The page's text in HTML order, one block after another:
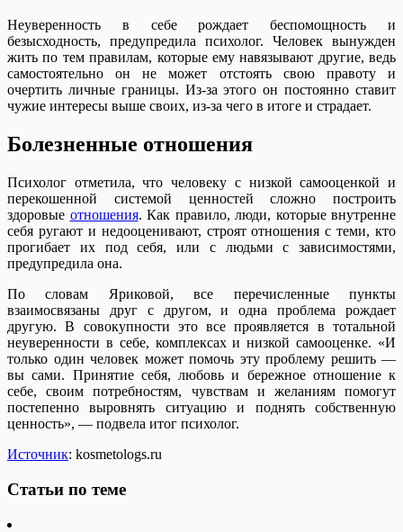
Неуверенность в себе рождает беспомощность и
безысходность, предупредила психолог. Человек вынужден
жить по тем правилам, которые ему навязывают другие, ведь
самостоятельно он не может отстоять свою правоту и
очертить личные границы. Из-за этого он постоянно ставит
чужие интересы выше своих, из-за чего в итоге и страдает.
Болезненные отношения
Психолог отметила, что человеку с низкой самооценкой и
перекошенной системой ценностей сложно построить
здоровые отношения. Как правило, люди, которые внутренне
себя ругают и недооценивают, строят отношения с теми, кто
прогибает их под себя, или с людьми с зависимостями,
предупредила она.
По словам Яриковой, все перечисленные пункты
взаимосвязаны друг с другом, и одна проблема рождает
другую. В совокупности это все проявляется в тотальной
неуверенности в себе, комплексах и низкой самооценке. «И
только один человек может помочь эту проблему решить —
вы сами. Принятие себя, любовь и бережное отношение к
себе, своим потребностям, чувствам и желаниям помогут
постепенно выровнять ситуацию и поднять собственную
ценность», — подвела итог психолог.
Источник: kosmetologs.ru
Статьи по теме